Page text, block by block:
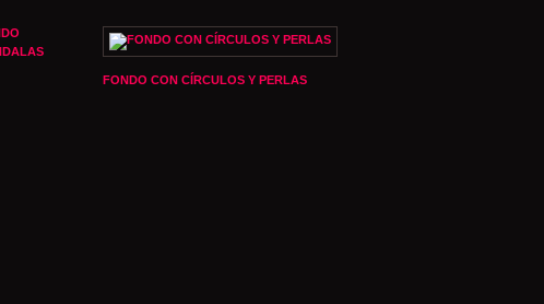
FONDO CON CÍRCULOS Y PERLAS